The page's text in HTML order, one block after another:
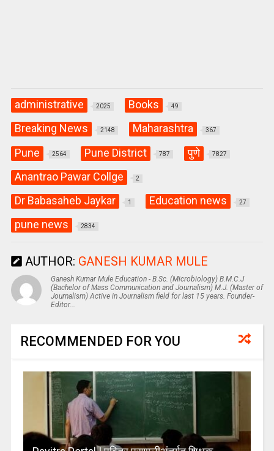
administrative 2025 Books 49
Breaking News 2148 Maharashtra 367
Pune 2564 Pune District 787 पुणे 7827
Anantrao Pawar Collge 2
Dr Babasaheb Jaykar 1 Education news 27
pune news 2834
AUTHOR: GANESH KUMAR MULE
Ganesh Kumar Mule Education - B.Sc. (Microbiology) B.M.C.J
(Bachelor of Mass Communication and Journalism) M.J. (Master of
Journalism) Active in Journalism field for last 15 years. Founder-
Editor...
RECOMMENDED FOR YOU